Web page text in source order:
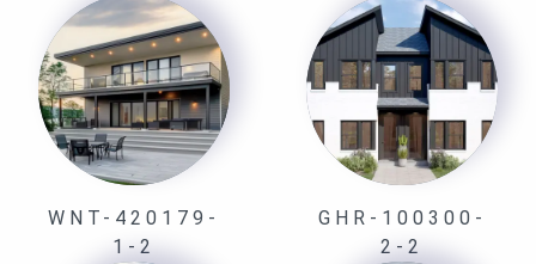
WNT-420179-
1-2
GHR-100300-
2-2